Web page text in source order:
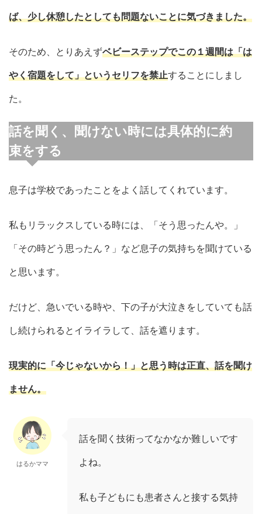
ば、少し休憩したとしても問題ないことに気づきました。
そのため、とりあえずベビーステップでこの１週間は「は
やく宿題をして」というセリフを禁止することにしまし
た。
話を聞く、聞けない時には具体的に約
束をする
息子は学校であったことをよく話してくれています。
私もリラックスしている時には、「そう思ったんや。」
「その時どう思ったん？」など息子の気持ちを聞けている
と思います。
だけど、急いでいる時や、下の子が大泣きをしていても話
し続けられるとイライラして、話を遮ります。
現実的に「今じゃないから！」と思う時は正直、話を聞け
ません。
はるかママ
話を聞く技術ってなかなか難しいです
よね。
私も子どもにも患者さんと接する気持